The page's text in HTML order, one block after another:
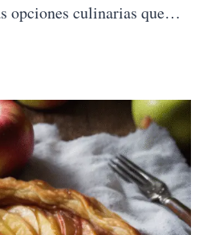
opciones culinarias que…